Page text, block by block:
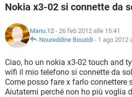
INSTAGRAM
TIKTOK
HARDWARE
INSTAGRAM
TIKTOK
HARDWARE
COVID-19
INTRATTENIMENTO
iOS
INSTAGRAM
TIKTOK
HARDWARE
COVID-19
INTRATTENIMENTO
iOS
INSTAGRAM
GLOSSARIO
COVID-19
INTRATTENIMENTO
iOS
Nokia x3-02 si connette da
Manu.12 - 26 feb 2012 alle 15:41
Noureddine Bouzidi - 1 ago 2012
Ciao, ho un nokia x3-02 touch and
wifi il mio telefono si connette da
Come posso fare x farlo connettere
Aiutatemi perché non ho più voglia